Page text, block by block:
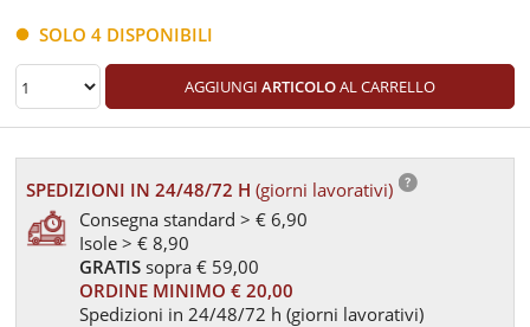
SOLO 4 DISPONIBILI
AGGIUNGI ARTICOLOAL CARRELLO
SPEDIZIONI IN 24/48/72 H(giorni lavorativi)
Consegna standard > € 6,90
Isole > € 8,90
GRATIS sopra € 59,00
ORDINE MINIMO € 20,00
Spedizioni in 24/48/72 h (giorni lavorativi)